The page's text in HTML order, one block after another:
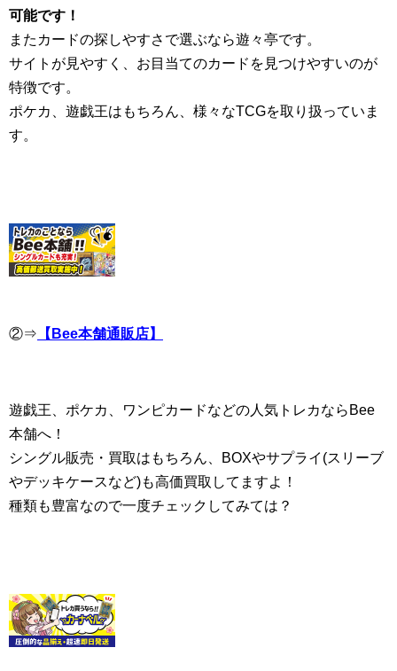
可能です！
またカードの探しやすさで選ぶなら遊々亭です。
サイトが見やすく、お目当てのカードを見つけやすいのが
特徴です。
ポケカ、遊戯王はもちろん、様々なTCGを取り扱っていま
す。
②⇒ 【Bee本舗通販店】
遊戯王、ポケカ、ワンピカードなどの人気トレカならBee
本舗へ！
シングル販売・買取はもちろん、BOXやサプライ(スリーブ
やデッキケースなど)も高価買取してますよ！
種類も豊富なので一度チェックしてみては？